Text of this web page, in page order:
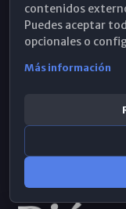
WhatsApp
contenidos
Puedes aceptar
opcionales o
Más información